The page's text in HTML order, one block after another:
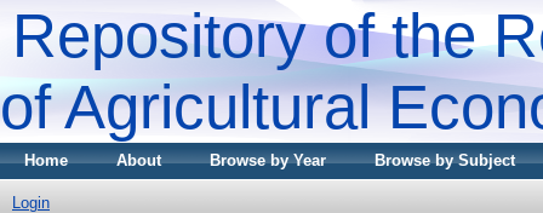
Repository of the
of Agricultural
Home About Browse by Year Browse by Subject
Login